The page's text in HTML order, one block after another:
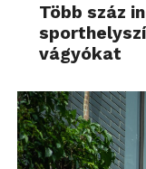
Több száz
vágyókat